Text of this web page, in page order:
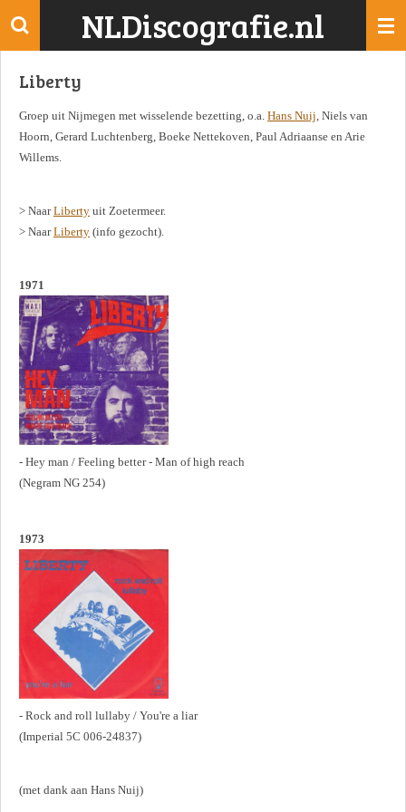
Ga
de
NLDiscografie.nl
Liberty
Groep uit Nijmegen met wisselende bezetting, o.a. Hans Nuij, Niels van
Hoorn, Gerard Luchtenberg, Boeke Nettekoven, Paul Adriaanse en Arie
Willems.
> NaarLiberty uit Zoetermeer.
> NaarLiberty (info gezocht).
1971
- Hey man / Feeling better - Man of high reach
(Negram NG 254)
1973
- Rock and roll lullaby / You're a liar
(Imperial 5C 006-24837)
(met dank aan Hans Nuij)